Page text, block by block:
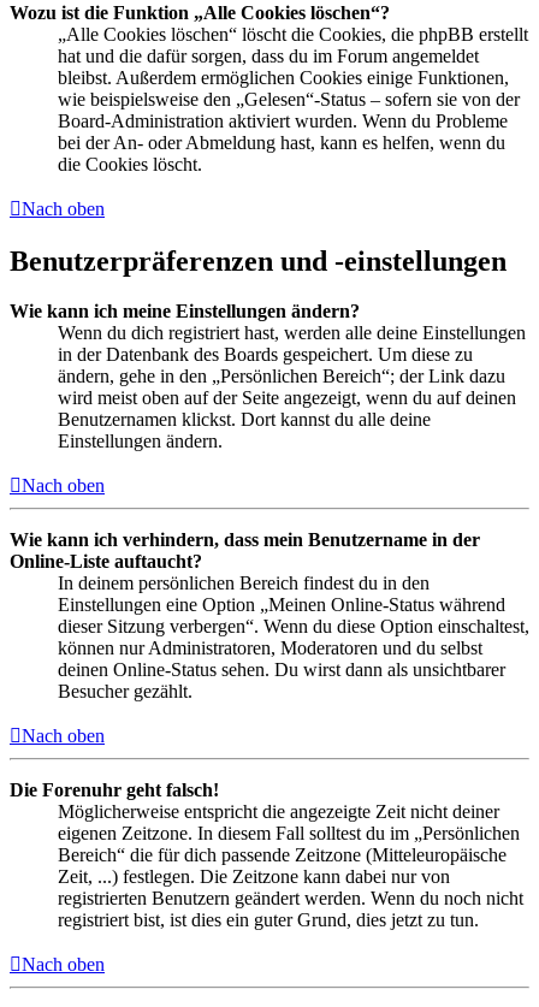
Wozu ist die Funktion „Alle Cookies löschen“?
„Alle Cookies löschen“ löscht die Cookies, die phpBB erstellt
hat und die dafür sorgen, dass du im Forum angemeldet
bleibst. Außerdem ermöglichen Cookies einige Funktionen,
wie beispielsweise den „Gelesen“-Status – sofern sie von der
Board-Administration aktiviert wurden. Wenn du Probleme
bei der An- oder Abmeldung hast, kann es helfen, wenn du
die Cookies löscht.
Nach oben
Benutzerpräferenzen und -einstellungen
Wie kann ich meine Einstellungen ändern?
Wenn du dich registriert hast, werden alle deine Einstellungen
in der Datenbank des Boards gespeichert. Um diese zu
ändern, gehe in den „Persönlichen Bereich“; der Link dazu
wird meist oben auf der Seite angezeigt, wenn du auf deinen
Benutzernamen klickst. Dort kannst du alle deine
Einstellungen ändern.
Nach oben
Wie kann ich verhindern, dass mein Benutzername in der
Online-Liste auftaucht?
In deinem persönlichen Bereich findest du in den
Einstellungen eine Option „Meinen Online-Status während
dieser Sitzung verbergen“. Wenn du diese Option einschaltest,
können nur Administratoren, Moderatoren und du selbst
deinen Online-Status sehen. Du wirst dann als unsichtbarer
Besucher gezählt.
Nach oben
Die Forenuhr geht falsch!
Möglicherweise entspricht die angezeigte Zeit nicht deiner
eigenen Zeitzone. In diesem Fall solltest du im „Persönlichen
Bereich“ die für dich passende Zeitzone (Mitteleuropäische
Zeit, ...) festlegen. Die Zeitzone kann dabei nur von
registrierten Benutzern geändert werden. Wenn du noch nicht
registriert bist, ist dies ein guter Grund, dies jetzt zu tun.
Nach oben